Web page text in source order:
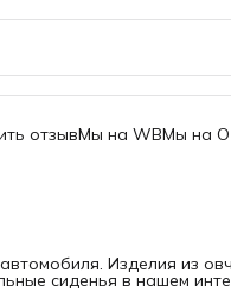
отзывМы на WBМы на
Изделия из
сиденья в нашем